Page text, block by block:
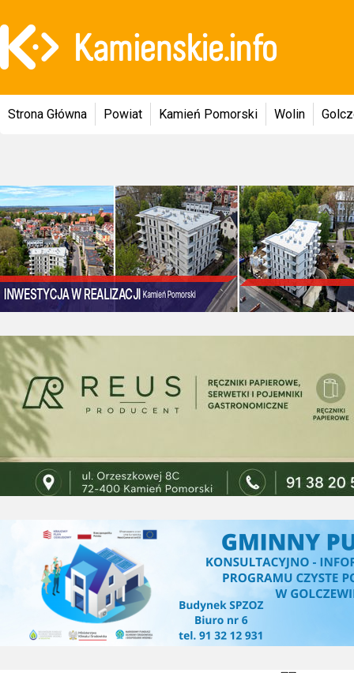
Strona Główna Powiat Kamień Pomorski Wolin